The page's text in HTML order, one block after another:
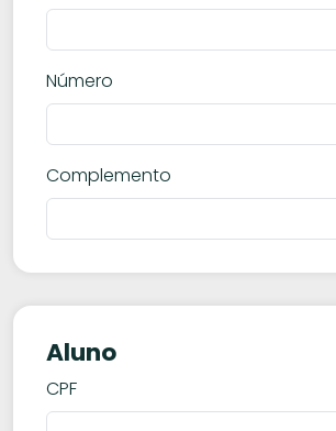
Número
Complemento
Aluno
CPF